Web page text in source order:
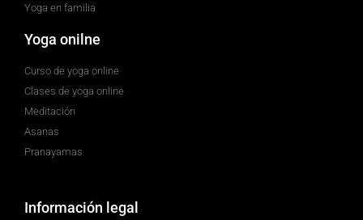
Yoga en familia
Yoga onilne
Curso de yoga online
Clases de yoga online
Meditación
Asanas
Pranayamas
Información legal